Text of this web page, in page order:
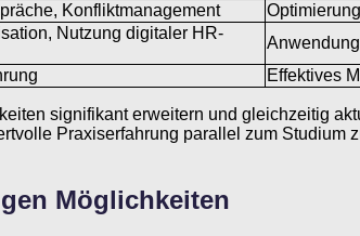
Konfliktmanagement
Nutzung digitaler HR-
Effektives
signifikant erweitern und gleichzeitig
Praxiserfahrung parallel zum Studium
Möglichkeiten